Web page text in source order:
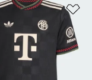
życzeń